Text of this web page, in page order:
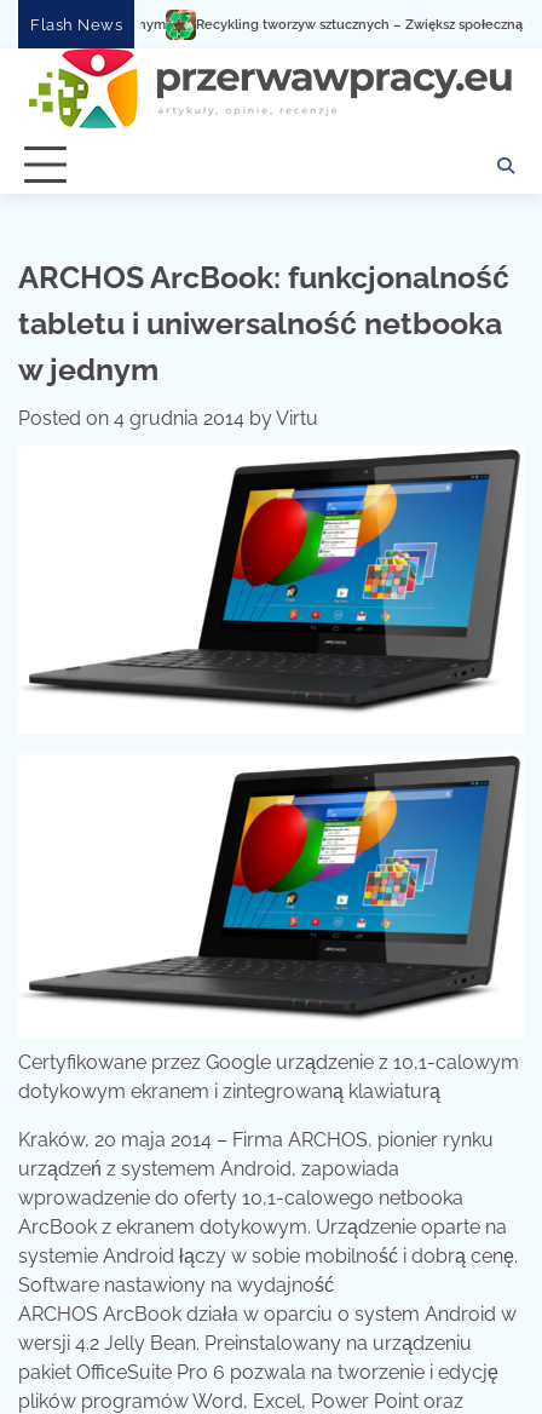
content
Flash News Recykling tworzyw sztucznych – Zwiększ społeczną
ARCHOS ArcBook: funkcjonalność
tabletu i uniwersalność netbooka
w jednym
Posted on 4 grudnia 2014 byVirtu
Certyfikowane przez Google urządzenie z 10,1-calowym
dotykowym ekranem i zintegrowaną klawiaturą
Kraków, 20 maja 2014 – Firma ARCHOS, pionier rynku
urządzeń z systemem Android, zapowiada
wprowadzenie do oferty 10,1-calowego netbooka
ArcBook z ekranem dotykowym. Urządzenie oparte na
systemie Android łączy w sobie mobilność i dobrą cenę.
Software nastawiony na wydajność
ARCHOS ArcBook działa w oparciu o system Android w
wersji 4.2 Jelly Bean. Preinstalowany na urządzeniu
pakiet OfficeSuite Pro 6 pozwala na tworzenie i edycję
plików programów Word, Excel, Power Point oraz